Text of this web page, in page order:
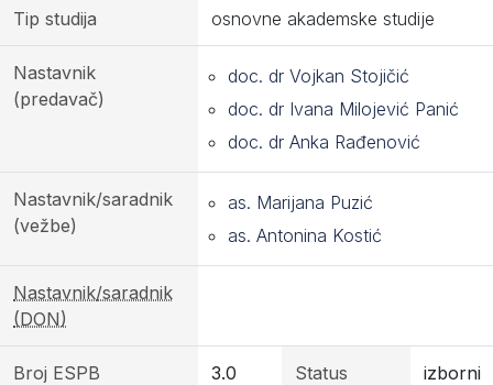
Tip studija osnovne akademske studije
Nastavnik
(predavač)
doc. dr Vojkan Stojičić
doc. dr Ivana Milojević Panić
doc. dr Anka Rađenović
Nastavnik/saradnik
(vežbe)
as. Marijana Puzić
as. Antonina Kostić
Nastavnik/saradnik
(DON)
Broj ESPB 3.0
Status
izborni